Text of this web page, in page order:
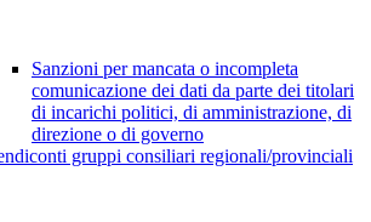
Sanzioni per mancata o incompleta
comunicazione dei dati da parte dei titolari
di incarichi politici, di amministrazione, di
direzione o di governo
gruppi consiliari regionali/provinciali